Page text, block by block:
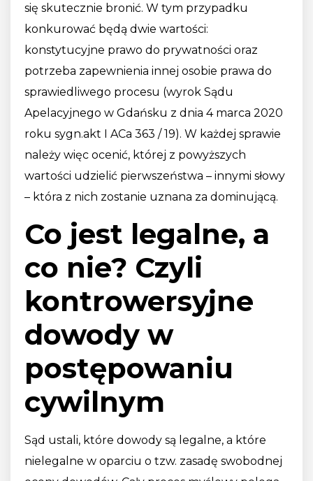
się skutecznie bronić. W tym przypadku
konkurować będą dwie wartości:
konstytucyjne prawo do prywatności oraz
potrzeba zapewnienia innej osobie prawa do
sprawiedliwego procesu (wyrok Sądu
Apelacyjnego w Gdańsku z dnia 4 marca 2020
roku sygn.akt I ACa 363 / 19). W każdej sprawie
należy więc ocenić, której z powyższych
wartości udzielić pierwszeństwa – innymi słowy
– która z nich zostanie uznana za dominującą.
Co jest legalne, a
co nie? Czyli
kontrowersyjne
dowody w
postępowaniu
cywilnym
Sąd ustali, które dowody są legalne, a które
nielegalne w oparciu o tzw. zasadę swobodnej